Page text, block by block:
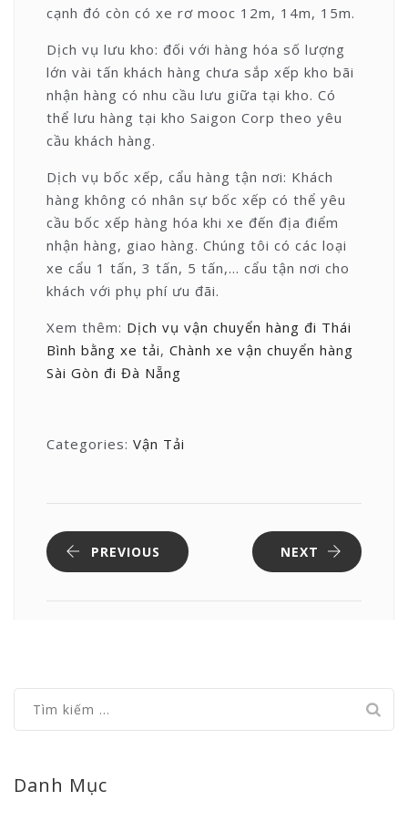
cạnh đó còn có xe rơ mooc 12m, 14m, 15m.
Dịch vụ lưu kho: đối với hàng hóa số lượng
lớn vài tấn khách hàng chưa sắp xếp kho bãi
nhận hàng có nhu cầu lưu giữa tại kho. Có
thể lưu hàng tại kho Saigon Corp theo yêu
cầu khách hàng.
Dịch vụ bốc xếp, cẩu hàng tận nơi: Khách
hàng không có nhân sự bốc xếp có thể yêu
cầu bốc xếp hàng hóa khi xe đến địa điểm
nhận hàng, giao hàng. Chúng tôi có các loại
xe cẩu 1 tấn, 3 tấn, 5 tấn,… cẩu tận nơi cho
khách với phụ phí ưu đãi.
Xem thêm: Dịch vụ vận chuyển hàng đi Thái
Bình bằng xe tải, Chành xe vận chuyển hàng
Sài Gòn đi Đà Nẵng
Categories: Vận Tải
PREVIOUS NEXT
Danh Mục